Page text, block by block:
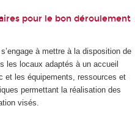
pour le bon déroulement
à mettre à la disposition de
les locaux adaptés à un accueil
et les équipements, ressources et
permettant la réalisation des
visés.